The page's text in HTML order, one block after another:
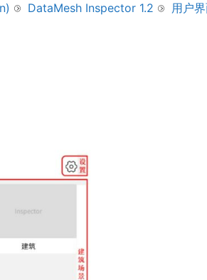
DataMesh Inspector 1.2 用户